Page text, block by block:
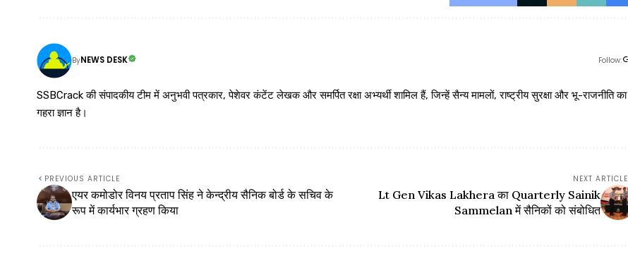
ByNEWS DESK Follow:
SSBCrack की संपादकीय टीम में अनुभवी पत्रकार, पेशेवर कंटेंट लेखक और समर्पित रक्षा अभ्यर्थी शामिल हैं, जिन्हें सैन्य मामलों, राष्ट्रीय सुरक्षा और भू-राजनीति का
गहरा ज्ञान है।
PREVIOUS ARTICLE
एयर कमोडोर विनय प्रताप सिंह ने केन्द्रीय सैनिक बोर्ड के सचिव के
रूप में कार्यभार ग्रहण किया
NEXT ARTICLE
Lt Gen Vikas Lakhera का Quarterly Sainik
Sammelan में सैनिकों को संबोधित